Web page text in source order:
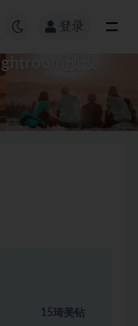
登录
预设
15琦美钻